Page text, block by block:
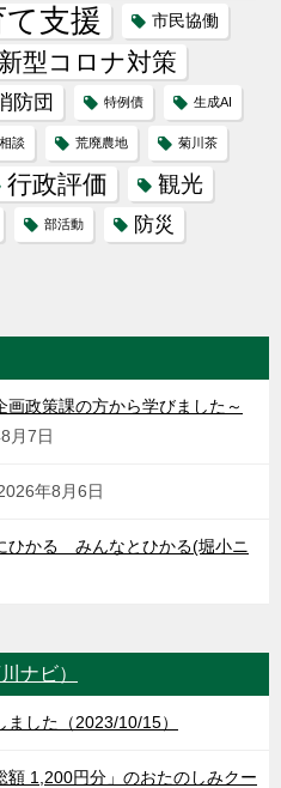
支援 市民協働
新型コロナ対策
防団 特例債 生成AI
相談 荒廃農地 菊川茶
行政評価 観光
部活動 防災
政策課の方から学びました～
月7日
年8月6日
ひかる みんなとひかる(堀小ニ
ナビ）
した（2023/10/15）
額 1,200円分」のおたのしみクー